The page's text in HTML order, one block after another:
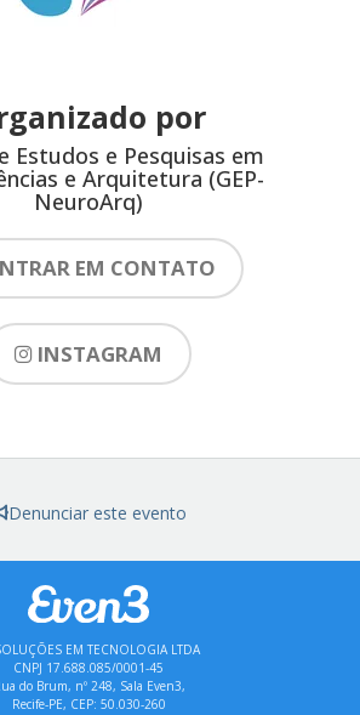
por
Estudos e Pesquisas em
e Arquitetura (GEP-
NeuroArq)
EM CONTATO
INSTAGRAM
Denunciar este evento
EM TECNOLOGIA LTDA
CNPJ 17.688.085/0001-45
do Brum, nº 248, Sala Even3,
Recife-PE, CEP: 50.030-260